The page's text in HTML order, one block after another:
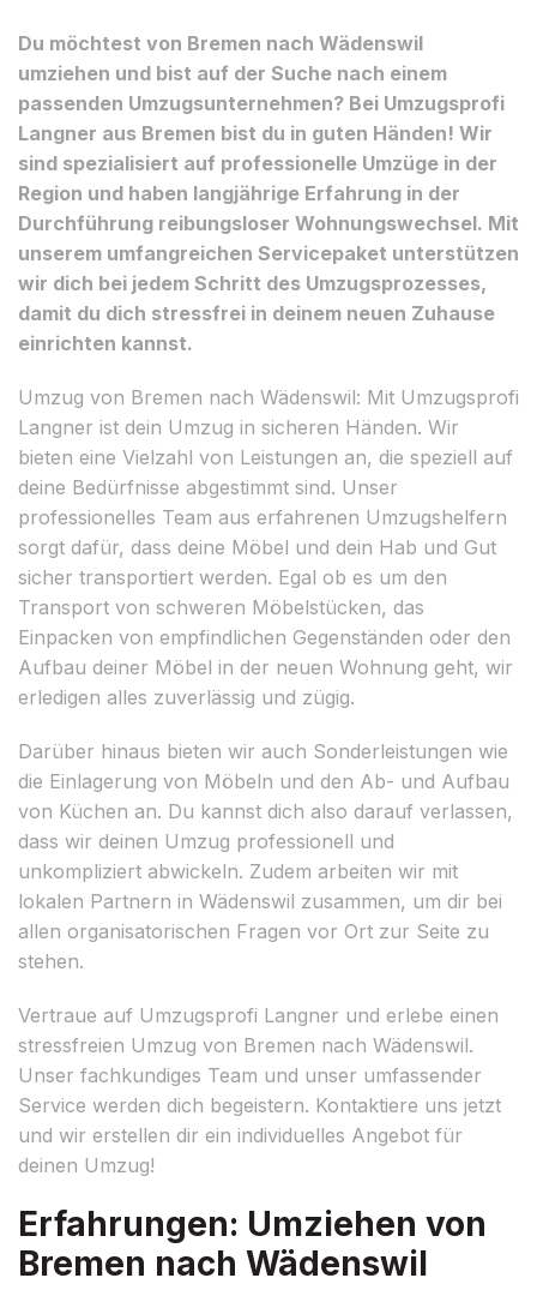
Du möchtest von Bremen nach Wädenswil
umziehen und bist auf der Suche nach einem
passenden Umzugsunternehmen? Bei Umzugsprofi
Langner aus Bremen bist du in guten Händen! Wir
sind spezialisiert auf professionelle Umzüge in der
Region und haben langjährige Erfahrung in der
Durchführung reibungsloser Wohnungswechsel. Mit
unserem umfangreichen Servicepaket unterstützen
wir dich bei jedem Schritt des Umzugsprozesses,
damit du dich stressfrei in deinem neuen Zuhause
einrichten kannst.
Umzug von Bremen nach Wädenswil: Mit Umzugsprofi
Langner ist dein Umzug in sicheren Händen. Wir
bieten eine Vielzahl von Leistungen an, die speziell auf
deine Bedürfnisse abgestimmt sind. Unser
professionelles Team aus erfahrenen Umzugshelfern
sorgt dafür, dass deine Möbel und dein Hab und Gut
sicher transportiert werden. Egal ob es um den
Transport von schweren Möbelstücken, das
Einpacken von empfindlichen Gegenständen oder den
Aufbau deiner Möbel in der neuen Wohnung geht, wir
erledigen alles zuverlässig und zügig.
Darüber hinaus bieten wir auch Sonderleistungen wie
die Einlagerung von Möbeln und den Ab- und Aufbau
von Küchen an. Du kannst dich also darauf verlassen,
dass wir deinen Umzug professionell und
unkompliziert abwickeln. Zudem arbeiten wir mit
lokalen Partnern in Wädenswil zusammen, um dir bei
allen organisatorischen Fragen vor Ort zur Seite zu
stehen.
Vertraue auf Umzugsprofi Langner und erlebe einen
stressfreien Umzug von Bremen nach Wädenswil.
Unser fachkundiges Team und unser umfassender
Service werden dich begeistern. Kontaktiere uns jetzt
und wir erstellen dir ein individuelles Angebot für
deinen Umzug!
Erfahrungen: Umziehen von
Bremen nach Wädenswil